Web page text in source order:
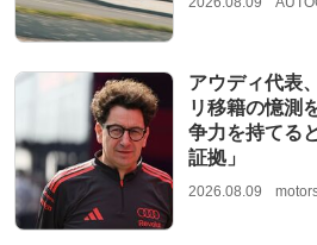
アウディ代表
リ移籍の憶測
争力を持てる
証拠」
2026.08.09